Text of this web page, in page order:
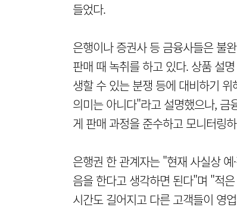
들었다.
은행이나 증권사 등 금융사들은 불
판매 때 녹취를 하고 있다. 상품 설
생할 수 있는 분쟁 등에 대비하기
의미는 아니다"라고 설명했으나,
게 판매 과정을 준수하고 모니터링
은행권 한 관계자는 "현재 사실상
음을 한다고 생각하면 된다"며 "적
시간도 길어지고 다른 고객들이 영